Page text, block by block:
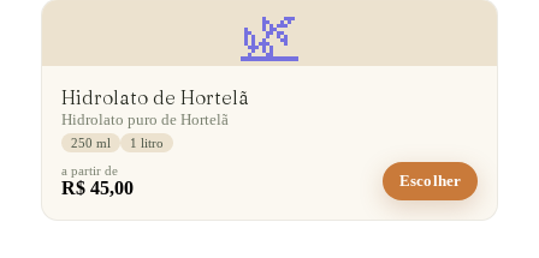
🌿
Hidrolato de Hortelã
Hidrolato puro de Hortelã
250 ml
1 litro
a partir de
R$ 45,00 Escolher